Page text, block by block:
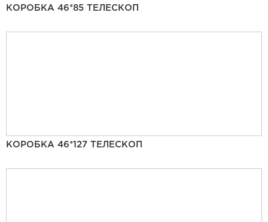
КОРОБКА 46*85 ТЕЛЕСКОП
КОРОБКА 46*127 ТЕЛЕСКОП